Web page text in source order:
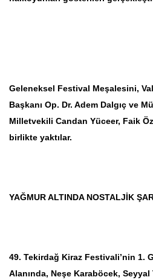
Geleneksel Festival Meşalesini,
Başkanı Op. Dr. Adem Dalgıç ve
Milletvekili Candan Yüceer, Faik
birlikte yaktılar.
YAĞMUR ALTINDA NOSTALJİK
49. Tekirdağ Kiraz Festivali’nin 1.
Alanında, Neşe Karaböcek,